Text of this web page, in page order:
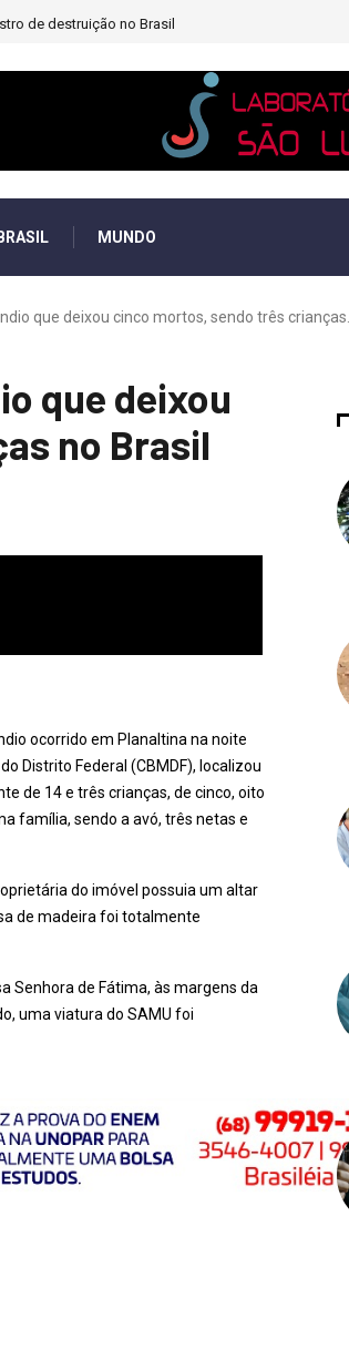
de destruição no Brasil
BRASIL MUNDO
que deixou cinco mortos, sendo três crianças...
que deixou
no Brasil
ocorrido em Planaltina na noite
Distrito Federal (CBMDF), localizou
de 14 e três crianças, de cinco, oito
família, sendo a avó, três netas e
do imóvel possuia um altar
de madeira foi totalmente
Senhora de Fátima, às margens da
uma viatura do SAMU foi